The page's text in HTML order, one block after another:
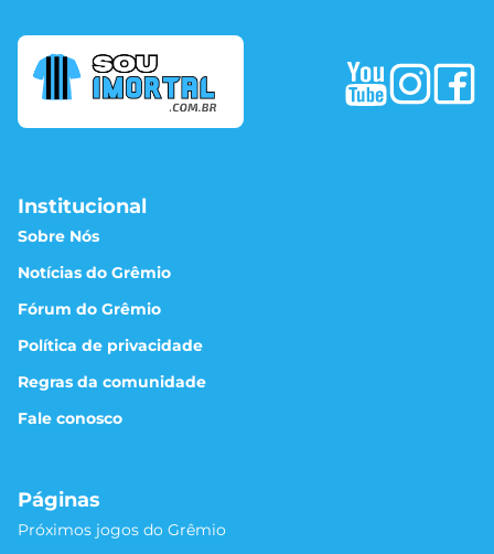
Institucional
Sobre Nós
Notícias do Grêmio
Fórum do Grêmio
Política de privacidade
Regras da comunidade
Fale conosco
Páginas
Próximos jogos do Grêmio